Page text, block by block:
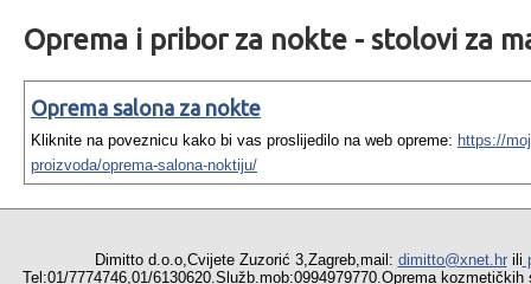
Oprema i pribor za nokte - stolovi za
Oprema salona za nokte
Kliknite na poveznicu kako bi vas proslijedilo na web opreme: https://
proizvoda/oprema-salona-noktiju/
Dimitto d.o.o,Cvijete Zuzorić 3,Zagreb,mail: dimitto@xnet.hrili
Tel:01/7774746,01/